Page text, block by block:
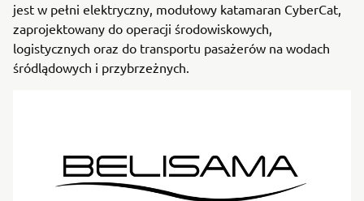
jest w pełni elektryczny, modułowy katamaran CyberCat,
zaprojektowany do operacji środowiskowych,
logistycznych oraz do transportu pasażerów na wodach
śródlądowych i przybrzeżnych.